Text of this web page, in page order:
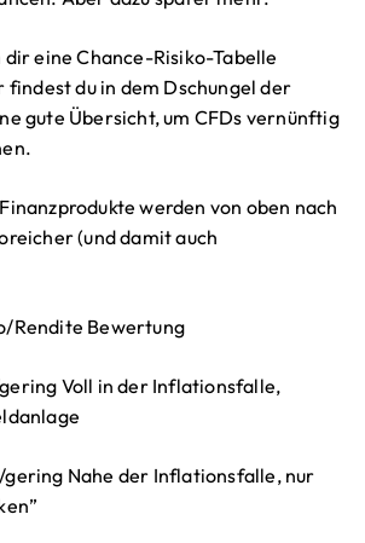
eine Chance-Risiko-Tabelle
du in dem Dschungel der
gute Übersicht, um CFDs vernünftig
werden von oben nach
(und damit auch
Rendite Bewertung
Voll in der Inflationsfalle,
gering Nahe der Inflationsfalle, nur